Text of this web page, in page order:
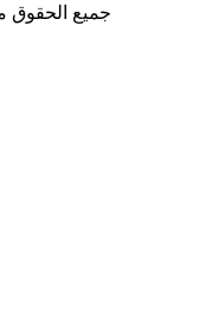
جميع الحقوق محفوظة ©